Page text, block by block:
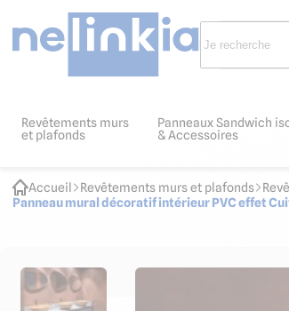
Revêtements murs
et plafonds
Panneaux Sandwich
& Accessoires
Accueil Revêtements murs et plafonds
Panneau mural décoratif intérieur PVC effet